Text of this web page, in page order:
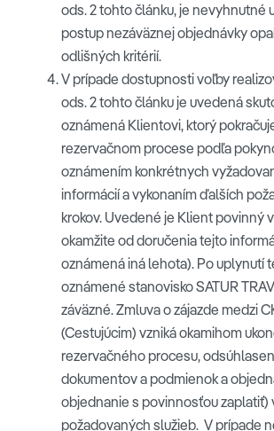
ods. 2 tohto článku, je nevyhnutné
postup nezáväznej objednávky
odlišných kritérií.
V prípade dostupnosti voľby
ods. 2 tohto článku je uvedená
oznámená Klientovi, ktorý
rezervačnom procese podľa
oznámením konkrétnych
informácií a vykonaním ďalších
krokov. Uvedené je Klient povinný
okamžite od doručenia tejto
oznámená iná lehota). Po uplynutí
oznámené stanovisko SATUR
záväzné. Zmluva o zájazde medzi
(Cestujúcim) vzniká okamihom
rezervačného procesu,
dokumentov a podmienok a
objednanie s povinnosťou zaplatiť)
požadovaných služieb. V prípade